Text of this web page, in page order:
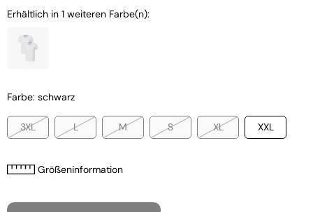
Erhältlich in 1 weiteren Farbe(n):
Farbe: schwarz
3XL L M S XL XXL
Größeninformation